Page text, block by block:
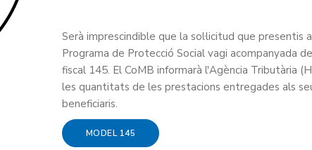
Serà imprescindible que la sol·licitud que presentis
Programa de Protecció Social vagi acompanyada
fiscal 145. El CoMB informarà l'Agència Tributària
les quantitats de les prestacions entregades als
beneficiaris.
MODEL 145